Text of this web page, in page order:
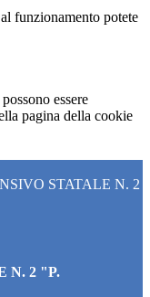
funzionamento potete
essere
pagina della cookie
STATALE N. 2
N. 2 "P.